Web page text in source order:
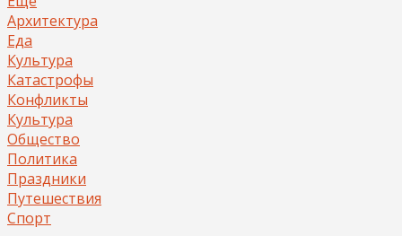
Архитектура
Еда
Культура
Катастрофы
Конфликты
Культура
Общество
Политика
Праздники
Путешествия
Спорт